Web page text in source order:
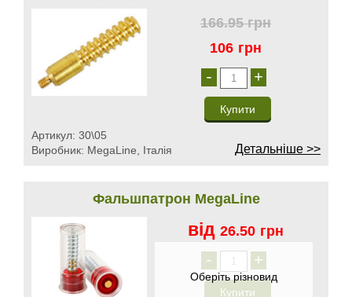
166.95 грн
106 грн
- +
Артикул: 30\05
Виробник: MegaLine, Італія Детальніше >>
Фальшпатрон MegaLine
від26.50 грн
- +